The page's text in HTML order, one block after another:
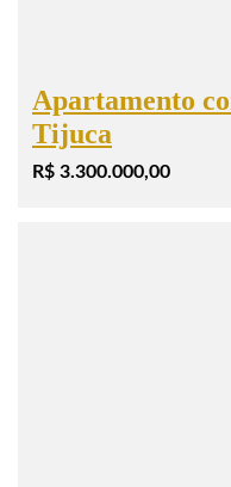
Apartamento
Tijuca
R$ 3.300.000,00